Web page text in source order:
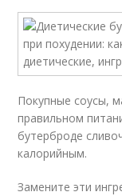
Покупные соусы,
правильном
бутерброде
калорийным.
Замените эти